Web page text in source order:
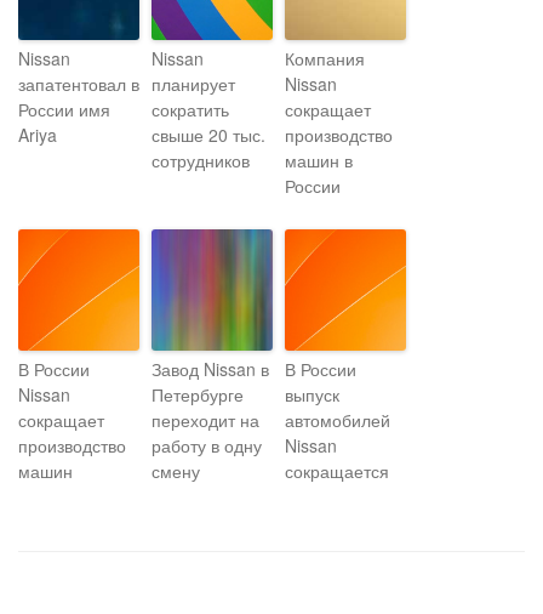
Nissan
запатентовал в
России имя
Ariya
Nissan
планирует
сократить
свыше 20 тыс.
сотрудников
Компания
Nissan
сокращает
производство
машин в
России
В России
Nissan
сокращает
производство
машин
Завод Nissan в
Петербурге
переходит на
работу в одну
смену
В России
выпуск
автомобилей
Nissan
сокращается